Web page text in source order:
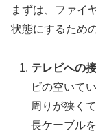
まずは、ファイ
状態にするため
テレビへの
ビの空いて
周りが狭く
長ケーブル